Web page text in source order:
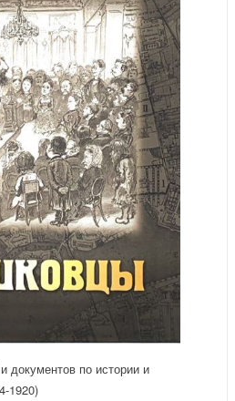
документов по истории и
1920)